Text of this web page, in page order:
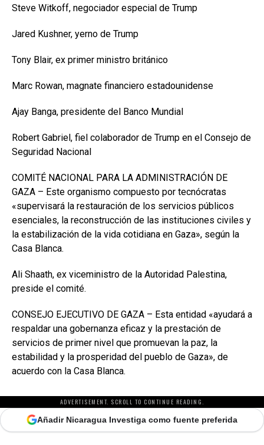
Steve Witkoff, negociador especial de Trump
Jared Kushner, yerno de Trump
Tony Blair, ex primer ministro británico
Marc Rowan, magnate financiero estadounidense
Ajay Banga, presidente del Banco Mundial
Robert Gabriel, fiel colaborador de Trump en el Consejo de
Seguridad Nacional
COMITÉ NACIONAL PARA LA ADMINISTRACIÓN DE
GAZA – Este organismo compuesto por tecnócratas
«supervisará la restauración de los servicios públicos
esenciales, la reconstrucción de las instituciones civiles y
la estabilización de la vida cotidiana en Gaza», según la
Casa Blanca.
Ali Shaath, ex viceministro de la Autoridad Palestina,
preside el comité.
CONSEJO EJECUTIVO DE GAZA – Esta entidad «ayudará a
respaldar una gobernanza eficaz y la prestación de
servicios de primer nivel que promuevan la paz, la
estabilidad y la prosperidad del pueblo de Gaza», de
acuerdo con la Casa Blanca.
ADVERTISEMENT. SCROLL TO CONTINUE READING.
Añadir Nicaragua Investiga como fuente preferida